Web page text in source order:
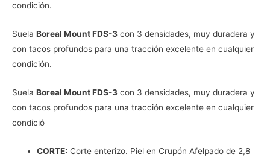
condición.
Suela Boreal Mount FDS-3 con 3 densidades, muy duradera y
con tacos profundos para una tracción excelente en cualquier
condición.
Suela Boreal Mount FDS-3 con 3 densidades, muy duradera y
con tacos profundos para una tracción excelente en cualquier
condició
CORTE: Corte enterizo. Piel en Crupón Afelpado de 2,8